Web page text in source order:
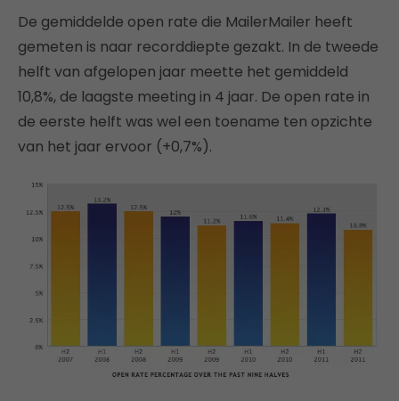
De gemiddelde open rate die MailerMailer heeft
gemeten is naar recorddiepte gezakt. In de tweede
helft van afgelopen jaar meette het gemiddeld
10,8%, de laagste meeting in 4 jaar. De open rate in
de eerste helft was wel een toename ten opzichte
van het jaar ervoor (+0,7%).